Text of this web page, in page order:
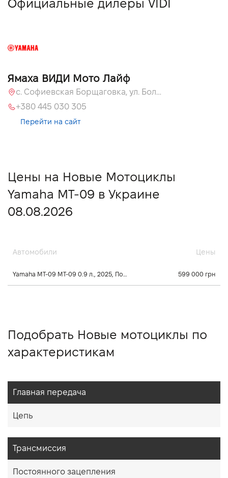
Официальные дилеры VIDI
Ямаха ВИДИ Мото Лайф
с. Софиевская Борщаговка, ул. Большая Кольцевая, 58
+380 445 030 305
Перейти на сайт
Цены на Новые Мотоциклы
Yamaha MT-09 в Украине
08.08.2026
Автомобили Цены
Yamaha MT-09 MT-09 0.9 л., 2025, Постоянного зацепления 599 000 грн
Подобрать Новые мотоциклы по
характеристикам
Главная передача
Цепь
Трансмиссия
Постоянного зацепления